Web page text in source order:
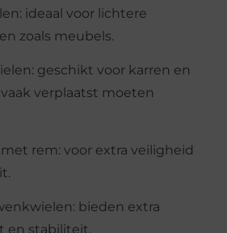
ideaal voor lichtere
zoals meubels.
geschikt voor karren en
verplaatst moeten
rem: voor extra veiligheid
bieden extra
en stabiliteit.